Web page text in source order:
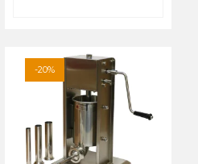
-20%